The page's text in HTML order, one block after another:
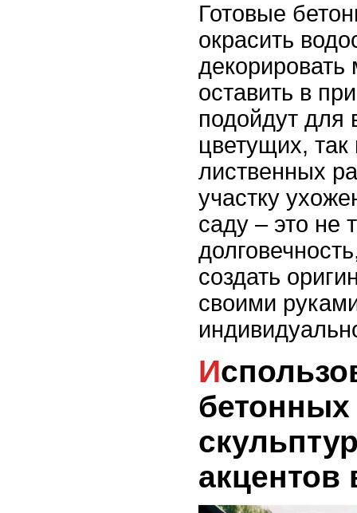
Готовые
окрасить
декорировать
оставить в
подойдут для
цветущих, так
лиственных
участку
саду – это не
создать
своими
Использование